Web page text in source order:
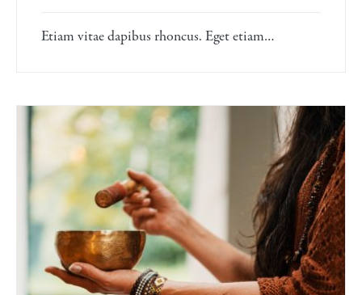
Etiam vitae dapibus rhoncus. Eget etiam…